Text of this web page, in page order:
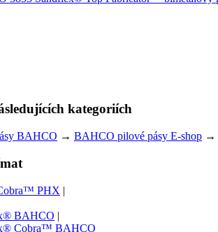
kategoriích
BAHCO → BAHCO pilové pásy E-shop →
PHX |
BAHCO |
Cobra™ BAHCO